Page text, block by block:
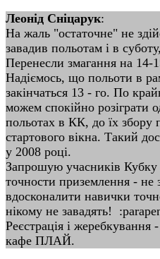
Леонід Сніцарук:
На жаль "остаточне" не
завадив польотам і в
Перенесли змагання на
Надіємось, що польоти в
закінчаться 13 - го. По
можем спокійно розіграти
польотах в КК, до їх збору
стартового вікна. Такий
у 2008 році.
Запрошую учасників Кубку
точности приземлення - не
вдосконалити навички
нікому не завадять!
Реєстрація і жеребкування
кафе ПЛАЙ.